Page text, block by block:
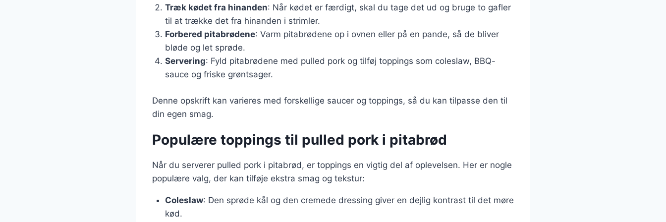
Træk kødet fra hinanden: Når kødet er færdigt, skal du tage det ud og bruge to gafler
til at trække det fra hinanden i strimler.
Forbered pitabrødene: Varm pitabrødene op i ovnen eller på en pande, så de bliver
bløde og let sprøde.
Servering: Fyld pitabrødene med pulled pork og tilføj toppings som coleslaw, BBQ-
sauce og friske grøntsager.
Denne opskrift kan varieres med forskellige saucer og toppings, så du kan tilpasse den til
din egen smag.
Populære toppings til pulled pork i pitabrød
Når du serverer pulled pork i pitabrød, er toppings en vigtig del af oplevelsen. Her er nogle
populære valg, der kan tilføje ekstra smag og tekstur:
Coleslaw: Den sprøde kål og den cremede dressing giver en dejlig kontrast til det møre
kød.